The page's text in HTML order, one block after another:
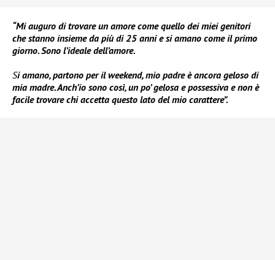
“Mi auguro di trovare un amore come quello dei miei genitori
che stanno insieme da più di 25 anni e si amano come il primo
giorno. Sono l’ideale dell’amore.
Si amano, partono per il weekend, mio padre è ancora geloso di
mia madre. Anch’io sono così, un po’ gelosa e possessiva e non è
facile trovare chi accetta questo lato del mio carattere”.